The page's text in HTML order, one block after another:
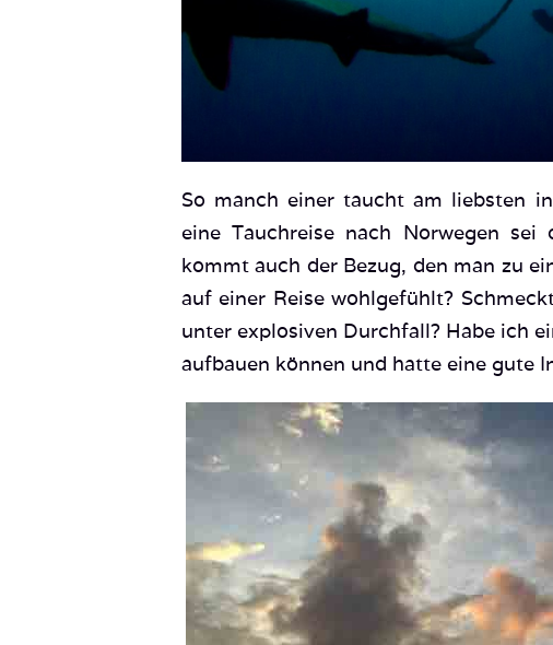
So manch einer taucht am liebsten
eine Tauchreise nach Norwegen sei
kommt auch der Bezug, den man zu
auf einer Reise wohlgefühlt?
unter explosiven Durchfall? Habe ich
aufbauen können und hatte eine gute